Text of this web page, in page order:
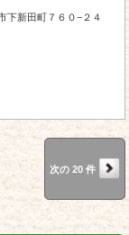
下新田町７６０−２４
次の 20 件